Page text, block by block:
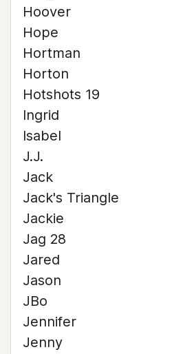
Hoover
Hope
Hortman
Horton
Hotshots 19
Ingrid
Isabel
J.J.
Jack
Jack's Triangle
Jackie
Jag 28
Jared
Jason
JBo
Jennifer
Jenny